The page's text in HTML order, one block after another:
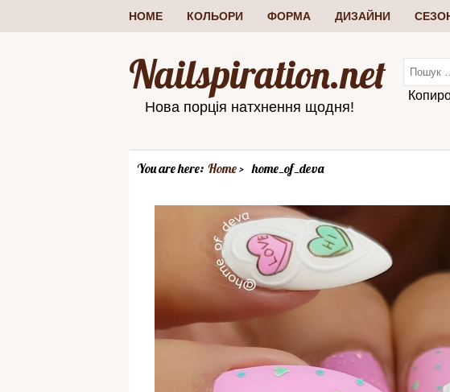
HOME КОЛЬОРИ ФОРМА ДИЗАЙНИ
Nailspiration.net
Нова порція натхнення щодня!
You are here: Home home_of_deva